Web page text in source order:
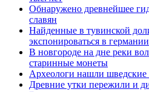
Обнаружено древнейшее
славян
Найденные в тувинской
экспонироваться в германии
В новгороде на дне реки
старинные монеты
Археологи нашли шведские
Древние утки пережили и